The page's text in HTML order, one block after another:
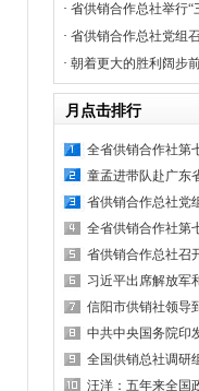
· 省供销合作总社举行“
· 省供销合作总社党组
· 朝着更大的胜利阔步
月点击排行
全省供销合作社第
童孟进带队赴广东
省供销合作总社党
全省供销合作社第
省供销合作总社召
习近平出席解放军
信阳市供销社领导
中共中央国务院印
全国供销总社调研
汪洋：五年来全国